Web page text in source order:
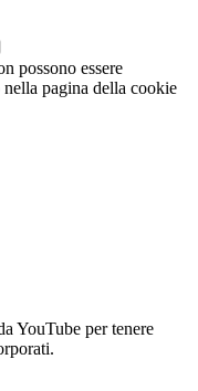
possono essere
pagina della cookie
YouTube per tenere